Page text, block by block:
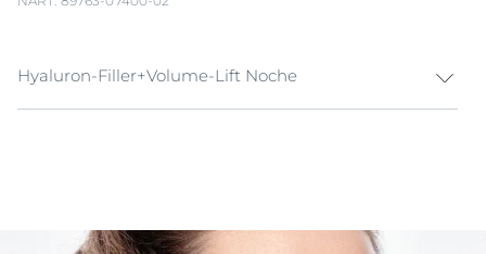
Hyaluron-Filler+Volume-Lift Noche
definición, aprovechando la noche.